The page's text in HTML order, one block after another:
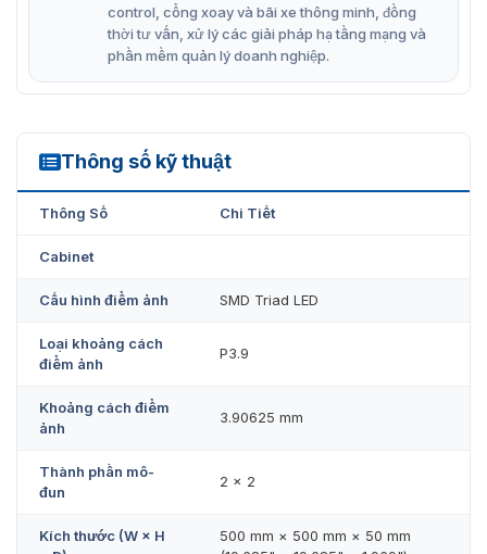
control, cổng xoay và bãi xe thông minh, đồng
thời tư vấn, xử lý các giải pháp hạ tầng mạng và
phần mềm quản lý doanh nghiệp.
Thông số kỹ thuật
DS-D4239FI-CGFD
Thông Số Chi Tiết
Cabinet
Cấu hình điểm ảnh SMD Triad LED
Loại khoảng cách
điểm ảnh
P3.9
Khoảng cách điểm
ảnh
3.90625 mm
Thành phần mô-
đun
2 × 2
Kích thước (W × H
500 mm × 500 mm × 50 mm